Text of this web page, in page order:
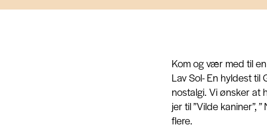
Kom og vær med til
Lav Sol- En hyldest
nostalgi. Vi ønsker
jer til ”Vilde kaniner”,
flere.